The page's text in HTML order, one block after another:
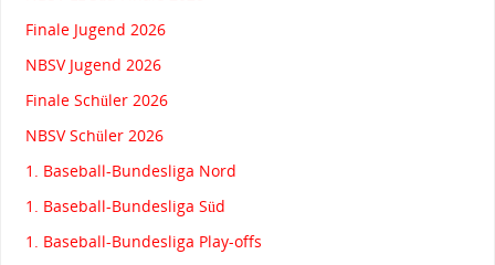
Finale Jugend 2026
NBSV Jugend 2026
Finale Schüler 2026
NBSV Schüler 2026
1. Baseball-Bundesliga Nord
1. Baseball-Bundesliga Süd
1. Baseball-Bundesliga Play-offs